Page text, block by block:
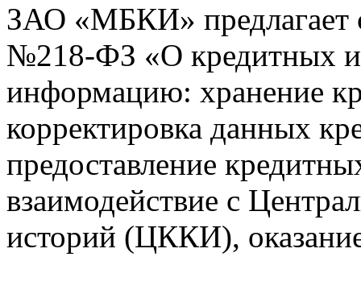
ЗАО «МБКИ» предлагает
№218-ФЗ «О кредитных
информацию: хранение
корректировка данных
предоставление
взаимодействие с
историй (ЦККИ),